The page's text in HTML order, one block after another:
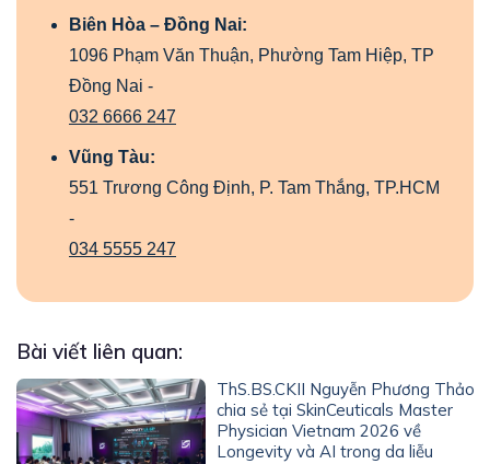
Biên Hòa – Đồng Nai:
1096 Phạm Văn Thuận, Phường Tam Hiệp, TP
Đồng Nai -
032 6666 247
Vũng Tàu:
551 Trương Công Định, P. Tam Thắng, TP.HCM
-
034 5555 247
Bài viết liên quan:
ThS.BS.CKII Nguyễn Phương Thảo
chia sẻ tại SkinCeuticals Master
Physician Vietnam 2026 về
Longevity và AI trong da liễu